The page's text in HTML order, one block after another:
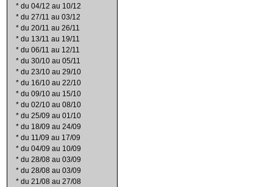
* du 04/12 au 10/12
* du 27/11 au 03/12
* du 20/11 au 26/11
* du 13/11 au 19/11
* du 06/11 au 12/11
* du 30/10 au 05/11
* du 23/10 au 29/10
* du 16/10 au 22/10
* du 09/10 au 15/10
* du 02/10 au 08/10
* du 25/09 au 01/10
* du 18/09 au 24/09
* du 11/09 au 17/09
* du 04/09 au 10/09
* du 28/08 au 03/09
* du 28/08 au 03/09
* du 21/08 au 27/08